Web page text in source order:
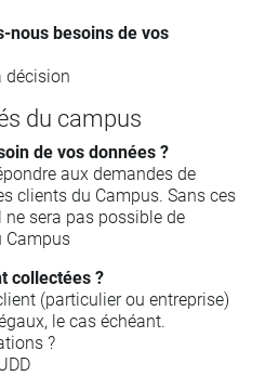
nous besoins de vos
décision
du campus
de vos données ?
aux demandes de
clients du Campus. Sans ces
sera pas possible de
Campus
collectées ?
(particulier ou entreprise)
le cas échéant.
?